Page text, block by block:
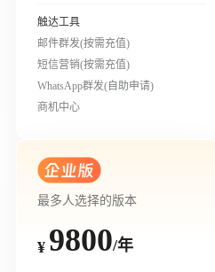
触达工具
邮件群发(按需充值)
短信营销(按需充值)
WhatsApp群发(自助申请)
商机中心
最多人选择的版本
¥ 9800/年